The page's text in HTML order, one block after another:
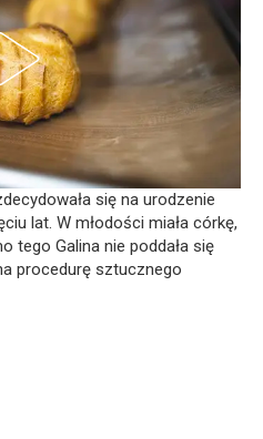
się na urodzenie
lat. W młodości miała córkę,
tego Galina nie poddała się
procedurę sztucznego